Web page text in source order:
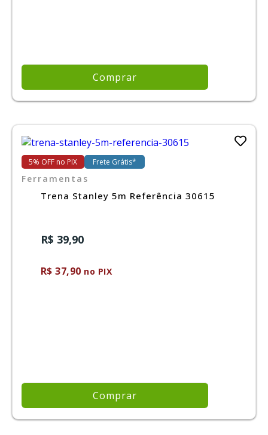
Comprar
5% OFF no PIX Frete Grátis*
Ferramentas
Trena Stanley 5m Referência 30615
R$ 39,90
R$ 37,90 no PIX
Comprar